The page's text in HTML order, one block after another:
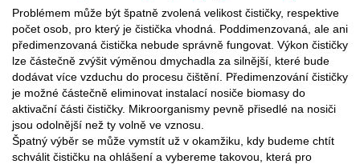
Problémem může být špatně zvolená velikost čističky, respektive
počet osob, pro který je čistička vhodná. Poddimenzovaná, ale ani
předimenzovaná čistička nebude správně fungovat. Výkon čističky
lze částečně zvýšit výměnou dmychadla za silnější, které bude
dodávat více vzduchu do procesu čištění. Předimenzování čističky
je možné částečně eliminovat instalací nosiče biomasy do
aktivační části čističky. Mikroorganismy pevně přisedlé na nosiči
jsou odolnější než ty volně ve vznosu.
Špatný výběr se může vymstít už v okamžiku, kdy budeme chtít
schválit čističku na ohlášení a vybereme takovou, která pro